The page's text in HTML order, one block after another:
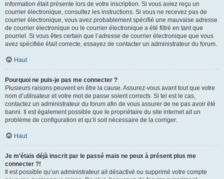
information était présente lors de votre inscription. Si vous aviez reçu un
courrier électronique, consultez les instructions. Si vous ne recevez pas de
courrier électronique, vous avez probablement spécifié une mauvaise adresse
de courrier électronique ou le courrier électronique a été filtré en tant que
pourriel. Si vous êtes certain que l’adresse de courrier électronique que vous
avez spécifiée était correcte, essayez de contacter un administrateur du forum.
Haut
Pourquoi ne puis-je pas me connecter ?
Plusieurs raisons peuvent en être la cause. Assurez-vous avant tout que votre
nom d’utilisateur et votre mot de passe soient corrects. Si tel est le cas,
contactez un administrateur du forum afin de vous assurer de ne pas avoir été
banni. Il est également possible que le propriétaire du site internet ait un
problème de configuration et qu’il soit nécessaire de la corriger.
Haut
Je m’étais déjà inscrit par le passé mais ne peux à présent plus me
connecter ?!
Il est possible qu’un administrateur ait désactivé ou supprimé votre compte